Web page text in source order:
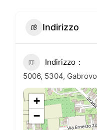
Indirizzo
Indirizzo
5006, 5304, Gabrovo
+
−